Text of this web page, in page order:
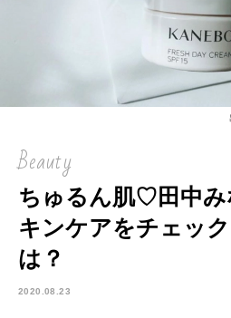
Beauty
ちゅるん肌♡田中み
キンケアをチェッ
は？
2020.08.23